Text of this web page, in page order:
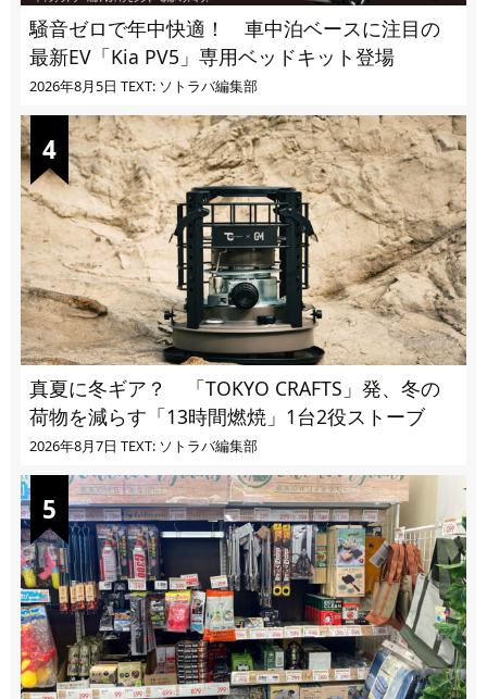
騒音ゼロで年中快適！ 車中泊ベースに注目の
最新EV「Kia PV5」専用ベッドキット登場
2026年8月5日 TEXT: ソトラバ編集部
真夏に冬ギア？ 「TOKYO CRAFTS」発、冬の
荷物を減らす「13時間燃焼」1台2役ストーブ
2026年8月7日 TEXT: ソトラバ編集部